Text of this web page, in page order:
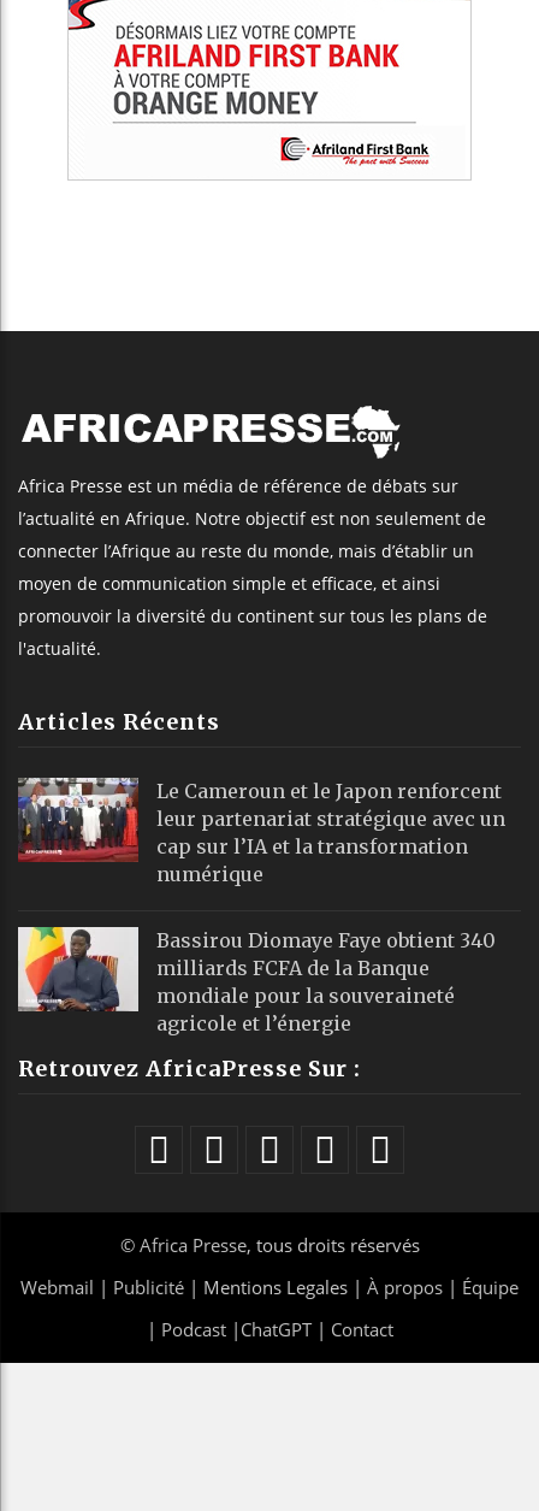
Africa Presse est un média de référence de débats sur
l’actualité en Afrique. Notre objectif est non seulement de
connecter l’Afrique au reste du monde, mais d’établir un
moyen de communication simple et efficace, et ainsi
promouvoir la diversité du continent sur tous les plans de
l'actualité.
Articles Récents
Le Cameroun et le Japon renforcent
leur partenariat stratégique avec un
cap sur l’IA et la transformation
numérique
Bassirou Diomaye Faye obtient 340
milliards FCFA de la Banque
mondiale pour la souveraineté
agricole et l’énergie
Retrouvez AfricaPresse Sur :
© Africa Presse, tous droits réservés
Webmail | Publicité | Mentions Legales | À propos | Équipe
| Podcast| ChatGPT| Contact